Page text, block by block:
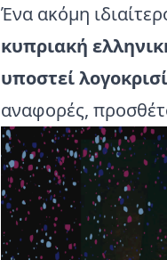
Ένα ακόμη
κυπριακή
υποστεί
αναφορές,